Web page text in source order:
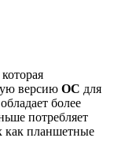
версию ОС для
более
потребляет
как планшетные